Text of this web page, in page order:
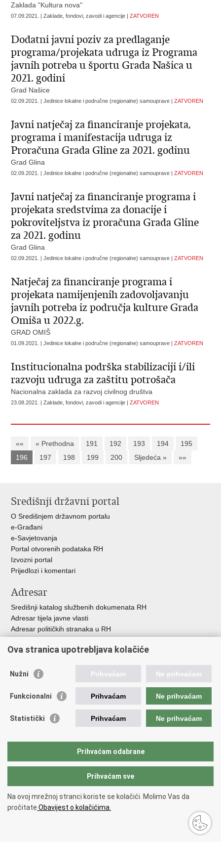
Zaklada "Kultura nova"
07.09.2021. | Zaklade, fondovi, zavodi i agencije |ZATVOREN
Dodatni javni poziv za predlaganje
programa/projekata udruga iz Programa
javnih potreba u športu Grada Našica u
2021. godini
Grad Našice
02.09.2021. | Jedinice lokalne i područne (regionalne) samouprave |ZATVOREN
Javni natječaj za financiranje projekata,
programa i manifestacija udruga iz
Proračuna Grada Gline za 2021. godinu
Grad Glina
02.09.2021. | Jedinice lokalne i područne (regionalne) samouprave |ZATVOREN
Javni natječaj za financiranje programa i
projekata sredstvima za donacije i
pokroviteljstva iz proračuna Grada Gline
za 2021. godinu
Grad Glina
02.09.2021. | Jedinice lokalne i područne (regionalne) samouprave |ZATVOREN
Natječaj za financiranje programa i
projekata namijenjenih zadovoljavanju
javnih potreba iz područja kulture Grada
Omiša u 2022.g.
GRAD OMIŠ
01.09.2021. | Jedinice lokalne i područne (regionalne) samouprave |ZATVOREN
Institucionalna podrška stabilizaciji i/ili
razvoju udruga za zaštitu potrošača
Nacionalna zaklada za razvoj civilnog društva
23.08.2021. | Zaklade, fondovi, zavodi i agencije |ZATVOREN
«« « Prethodna 191 192 193 194
195
196
197 198 199 200 Sljedeća » »»
Središnji državni portal
O Središnjem državnom portalu
e-Građani
e-Savjetovanja
Portal otvorenih podataka RH
Izvozni portal
Prijedlozi i komentari
Adresar
Središnji katalog službenih dokumenata RH
Adresar tijela javne vlasti
Adresar političkih stranaka u RH
Besplatni telefoni javne uprave
Važne poveznice
Vlada Republike Hrvatske
Registar neprofitnih organizacija
Nacionalna zaklada za razvoj civilnoga društva
Copyright © 2026 Ured za udruge.
pristupačnosti
Ova stranica upotrebljava kolačiće
Nužni Prihvaćam Ne prihvaćam
Funkcionalni Prihvaćam Ne prihvaćam
Statistički Prihvaćam Ne prihvaćam
Prihvaćam odabrane
Prihvaćam sve
Na ovoj mrežnoj stranci koriste se kolačići. Molimo Vas da
pročitate Obavijest o kolačićima.